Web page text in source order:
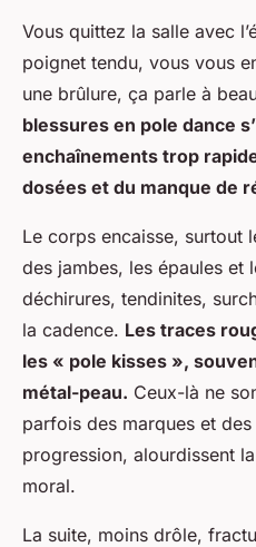
Vous quittez la salle avec
poignet tendu, vous vous
une brûlure, ça parle à
blessures en pole dance
enchaînements trop
dosées et du manque de
Le corps encaisse, surtout
des jambes, les épaules et
déchirures, tendinites,
la cadence. Les traces
les « pole kisses »,
métal-peau. Ceux-là ne
parfois des marques et
progression, alourdissent
moral.
La suite, moins drôle,